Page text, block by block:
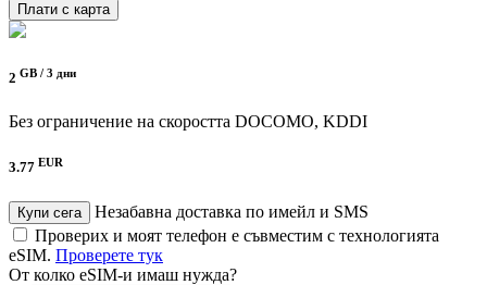
Плати с карта
2 GB / 3 дни
Без ограничение на скоростта DOCOMO, KDDI
3.77 EUR
Купи сега
Незабавна доставка по имейл и SMS
Проверих и моят телефон е съвместим с технологията
eSIM. Проверете тук
От колко eSIM-и имаш нужда?